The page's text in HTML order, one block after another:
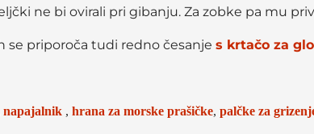
ne bi ovirali pri gibanju. Za zobke pa mu
se priporoča tudi redno česanjes krtačo za
napajalnik ,hrana za morske prašičke,palčke za